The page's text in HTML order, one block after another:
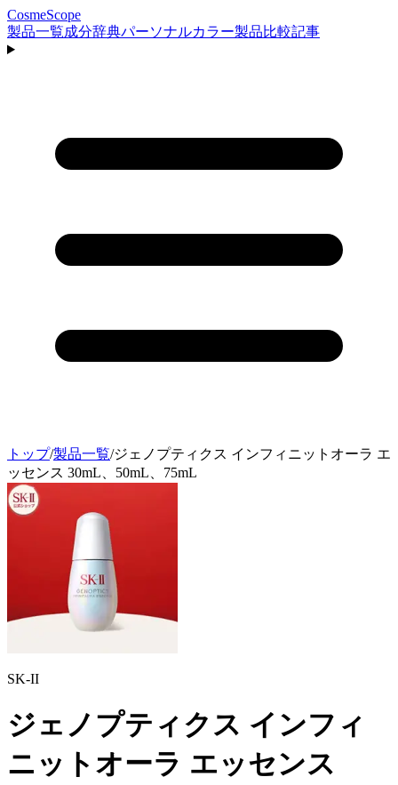
CosmeScope
製品一覧成分辞典パーソナルカラー製品比較記事
トップ/製品一覧/ジェノプティクス インフィニットオーラ エ
ッセンス 30mL、50mL、75mL
SK-II
ジェノプティクス インフィ
ニットオーラ エッセンス